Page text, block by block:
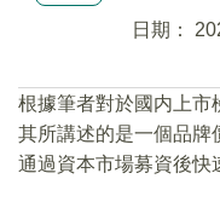
日期：
根據筆者對於國内上市
其所講述的是一個品牌
通過資本市場募資後快